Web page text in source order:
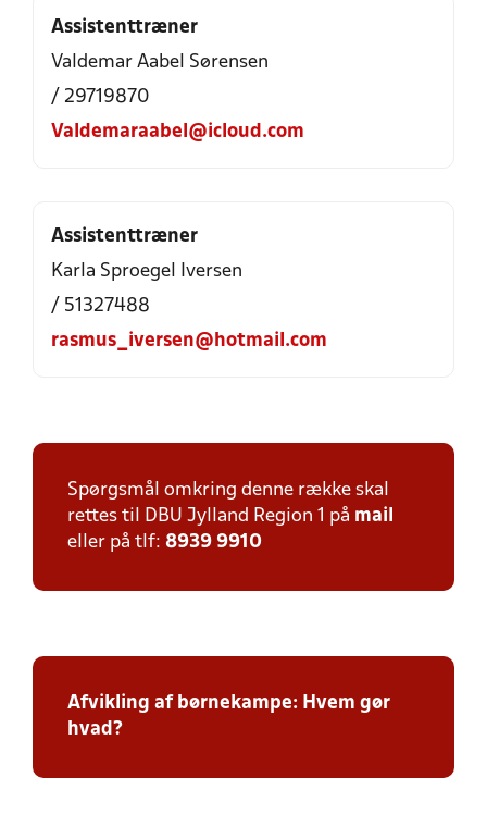
Assistenttræner
Valdemar Aabel Sørensen
/ 29719870
Valdemaraabel@icloud.com
Assistenttræner
Karla Sproegel Iversen
/ 51327488
rasmus_iversen@hotmail.com
Spørgsmål omkring denne række skal
rettes til DBU Jylland Region 1 på mail
eller på tlf: 8939 9910
Afvikling af børnekampe: Hvem gør
hvad?